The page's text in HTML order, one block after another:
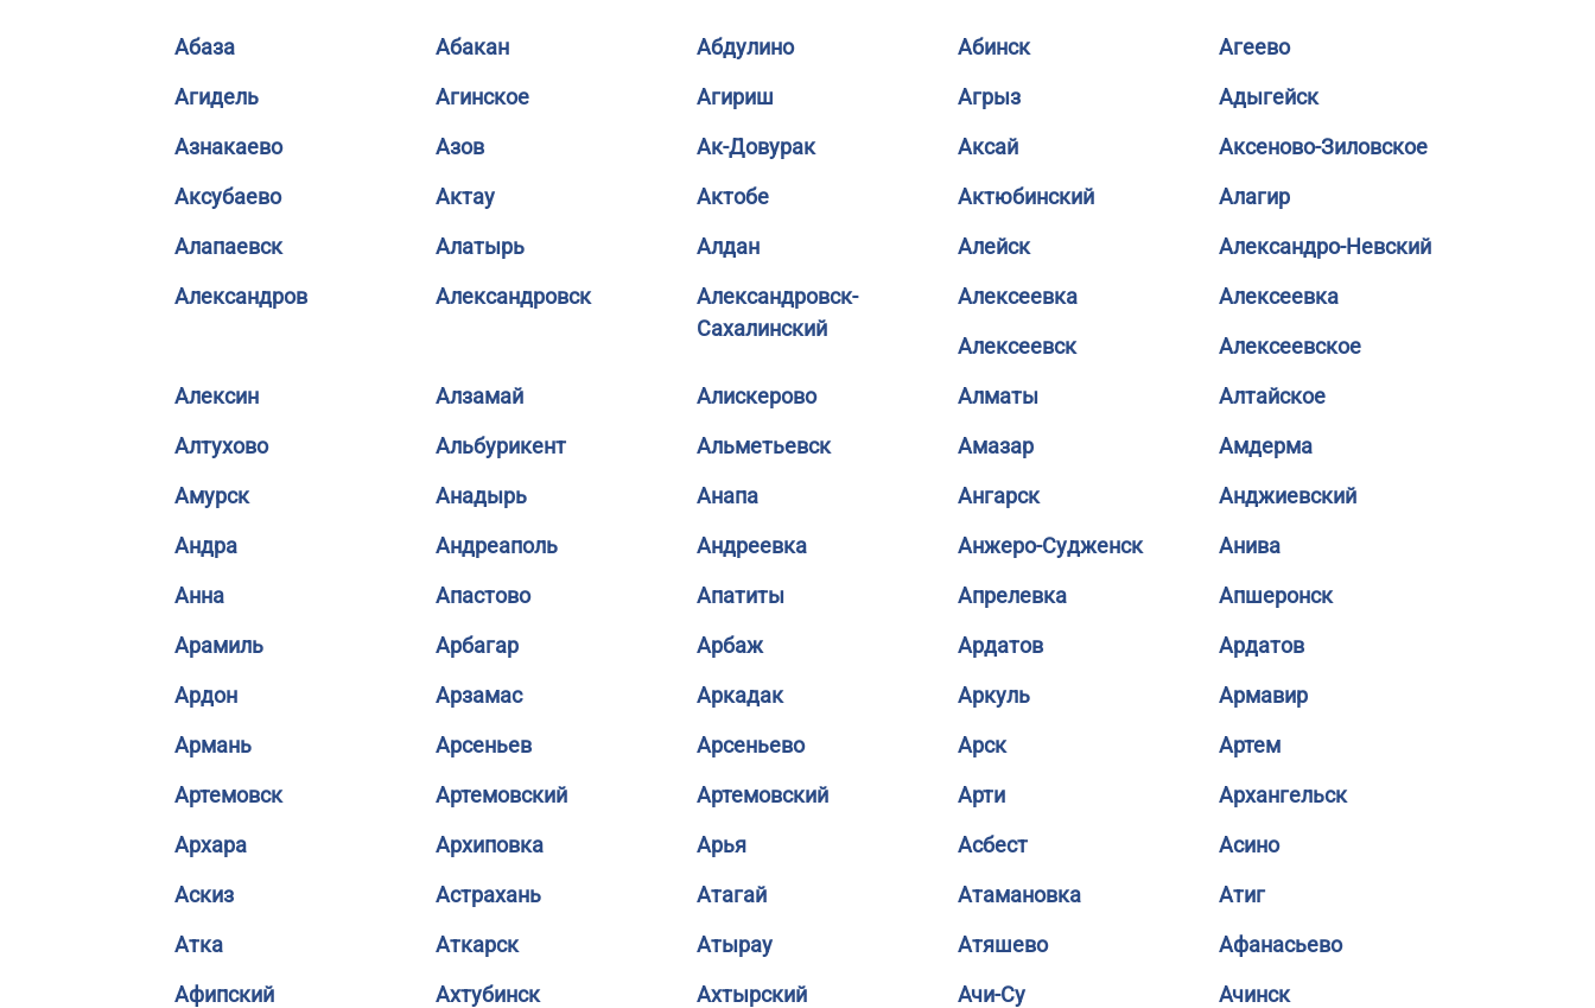
Абаза Абакан Абдулино Абинск
Агеево
Агидель
Агинское Агириш Агрыз
Адыгейск
Азнакаево
Азов Ак-Довурак Аксай
Аксеново-Зиловское
Аксубаево
Актау Актобе Актюбинский
Алагир
Алапаевск
Алатырь Алдан Алейск
Александро-Невский
Александров
Александровск
Александровск-
Сахалинский
Алексеевка
Алексеевка
Алексеевск
Алексеевское
Алексин
Алзамай Алискерово Алматы
Алтайское
Алтухово
Альбурикент Альметьевск Амазар
Амдерма
Амурск
Анадырь Анапа Ангарск
Анджиевский
Андра
Андреаполь Андреевка Анжеро-Судженск
Анива
Анна
Апастово Апатиты Апрелевка
Апшеронск
Арамиль
Арбагар Арбаж Ардатов
Ардатов
Ардон
Арзамас Аркадак Аркуль
Армавир
Армань
Арсеньев Арсеньево Арск
Артем
Артемовск
Артемовский Артемовский Арти
Архангельск
Архара
Архиповка Арья Асбест
Асино
Аскиз
Астрахань Атагай Атамановка
Атиг
Атка
Аткарск Атырау Атяшево
Афанасьево
Афипский
Ахтубинск Ахтырский Ачи-Су
Ачинск